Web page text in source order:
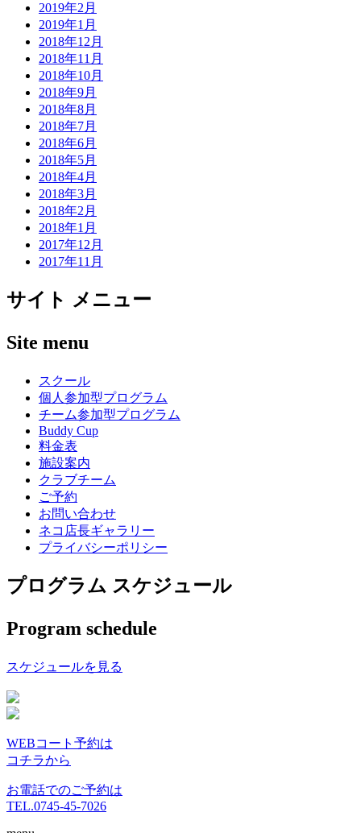
2019年2月
2019年1月
2018年12月
2018年11月
2018年10月
2018年9月
2018年8月
2018年7月
2018年6月
2018年5月
2018年4月
2018年3月
2018年2月
2018年1月
2017年12月
2017年11月
サイト メニュー
Site menu
スクール
個人参加型プログラム
チーム参加型プログラム
Buddy Cup
料金表
施設案内
クラブチーム
ご予約
お問い合わせ
ネコ店長ギャラリー
プライバシーポリシー
プログラム スケジュール
Program schedule
スケジュールを見る
WEBコート予約は
コチラから
お電話でのご予約は
TEL.0745-45-7026